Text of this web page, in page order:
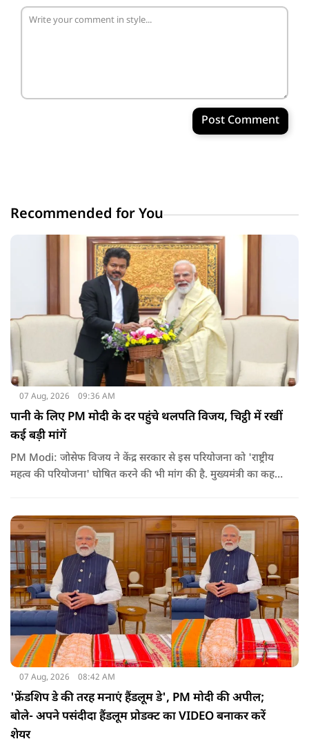
Post Comment
Recommended for You
07 Aug, 2026 09:36 AM
पानी के लिए PM मोदी के दर पहुंचे थलपति विजय, चिट्ठी में रखीं
कई बड़ी मांगें
PM Modi: जोसेफ विजय ने केंद्र सरकार से इस परियोजना को 'राष्ट्रीय
महत्व की परियोजना' घोषित करने की भी मांग की है. मुख्यमंत्री का कहना
की समस्या को काफी हद तक कम किया जा सकता है.
07 Aug, 2026 08:42 AM
'फ्रेंडशिप डे की तरह मनाएं हैंडलूम डे', PM मोदी की अपील;
बोले- अपने पसंदीदा हैंडलूम प्रोडक्ट का VIDEO बनाकर करें
शेयर